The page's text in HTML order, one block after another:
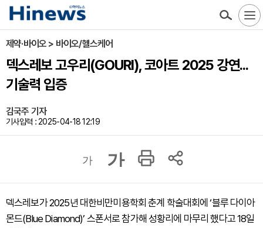
제약·바이오 > 바이오/헬스케어
덱스레보 고우리(GOURI), 코아트 2025 강연...
기술력 입증
김국주 기자
기사입력 : 2025-04-18 12:19
가 가
덱스레보가 2025년 대한비만미용학회 춘계 학술대회에 ‘블루 다이아
몬드(Blue Diamond)’ 스폰서로 참가해 성황리에 마무리 했다고 18일